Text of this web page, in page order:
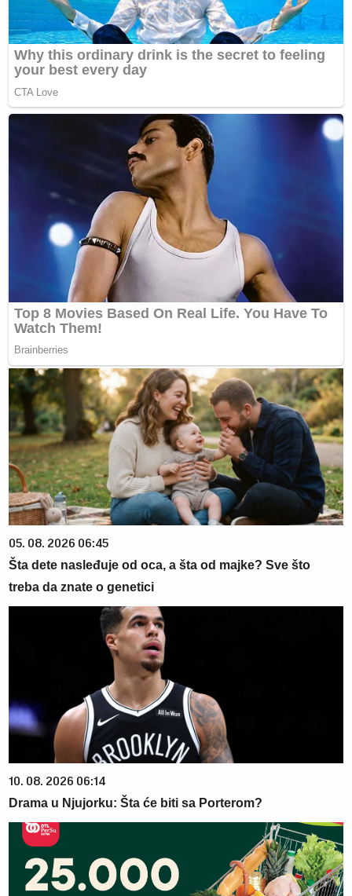
05. 08. 2026 06:45
Šta dete nasleđuje od oca, a šta od majke? Sve što
treba da znate o genetici
10. 08. 2026 06:14
Drama u Njujorku: Šta će biti sa Porterom?